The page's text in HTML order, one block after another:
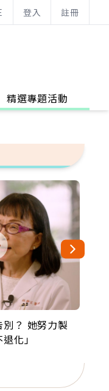
登入 註冊
精選專題活動
？ 她努力製
化」
為台灣奉獻
我連作夢都
回台灣找快
進安養院，
錄 成為全球
長壽的秘密
…黑手阿伯拉
連CNN都大